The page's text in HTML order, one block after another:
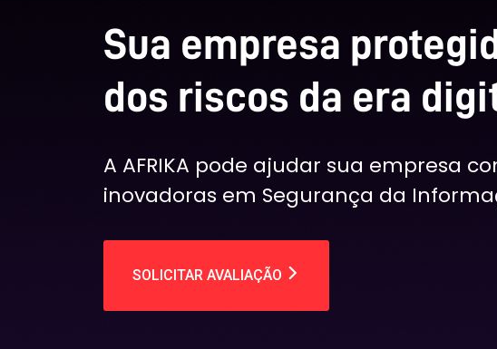
Sua empresa
dos riscos da era
A AFRIKA pode ajudar sua empresa
inovadoras em Segurança da
SOLICITAR AVALIAÇÃO